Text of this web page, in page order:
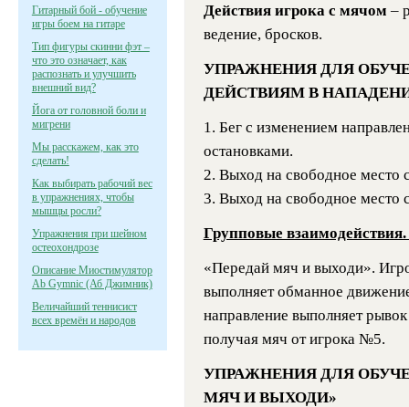
Гитарный бой - обучение
игры боем на гитаре
Тип фигуры скинни фэт –
что это означает, как
распознать и улучшить
внешний вид?
Йога от головной боли и
мигрени
Мы расскажем, как это
сделать!
Как выбирать рабочий вес
в упражнениях, чтобы
мышцы росли?
Упражнения при шейном
остеохондрозе
Описание Миостимулятор
Ab Gymnic (Аб Джимник)
Величайший теннисист
всех времён и народов
Действия игрока с мячом –
ведение, бросков.
УПРАЖНЕНИЯ ДЛЯ
ДЕЙСТВИЯМ В
1. Бег с изменением
остановками.
2. Выход на свободное место
3. Выход на свободное место
Групповые взаимодействия.
«Передай мяч и выходи».
выполняет обманное
направление выполняет
получая мяч от игрока №5.
УПРАЖНЕНИЯ ДЛЯ
МЯЧ И ВЫХОДИ»